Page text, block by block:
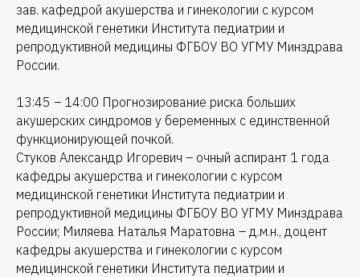
зав. кафедрой акушерства и гинекологии с курсом
медицинской генетики Института педиатрии и
репродуктивной медицины ФГБОУ ВО УГМУ Минздрава
России.
13:45 – 14:00 Прогнозирование риска больших
акушерских синдромов у беременных с единственной
функционирующей почкой.
Стуков Александр Игоревич – очный аспирант 1 года
кафедры акушерства и гинекологии с курсом
медицинской генетики Института педиатрии и
репродуктивной медицины ФГБОУ ВО УГМУ Минздрава
России; Миляева Наталья Маратовна – д.м.н., доцент
кафедры акушерства и гинекологии с курсом
медицинской генетики Института педиатрии и